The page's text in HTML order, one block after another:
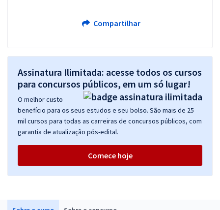
Compartilhar
Assinatura Ilimitada: acesse todos os cursos
para concursos públicos, em um só lugar!
O melhor custo
benefício para os seus estudos e seu bolso. São mais de 25
mil cursos para todas as carreiras de concursos públicos, com
garantia de atualização pós-edital.
Comece hoje